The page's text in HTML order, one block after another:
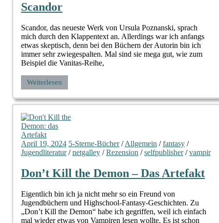
Scandor
Scandor, das neueste Werk von Ursula Poznanski, sprach
mich durch den Klappentext an. Allerdings war ich anfangs
etwas skeptisch, denn bei den Büchern der Autorin bin ich
immer sehr zwiegespalten. Mal sind sie mega gut, wie zum
Beispiel die Vanitas-Reihe,
Weiterlesen
April 19, 2024 5-Sterne-Bücher/Allgemein /fantasy /
Jugendliteratur/netgalley /Rezension /selfpublisher/vampir
Don’t Kill the Demon – Das Artefakt
Eigentlich bin ich ja nicht mehr so ein Freund von
Jugendbüchern und Highschool-Fantasy-Geschichten. Zu
„Don’t Kill the Demon“ habe ich gegriffen, weil ich einfach
mal wieder etwas von Vampiren lesen wollte. Es ist schon